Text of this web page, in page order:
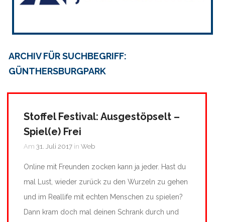
ARCHIV FÜR SUCHBEGRIFF:
GÜNTHERSBURGPARK
Stoffel Festival: Ausgestöpselt –
Spiel(e) Frei
Am 31. Juli 2017 in Web
Online mit Freunden zocken kann ja jeder. Hast du
mal Lust, wieder zurück zu den Wurzeln zu gehen
und im Reallife mit echten Menschen zu spielen?
Dann kram doch mal deinen Schrank durch und